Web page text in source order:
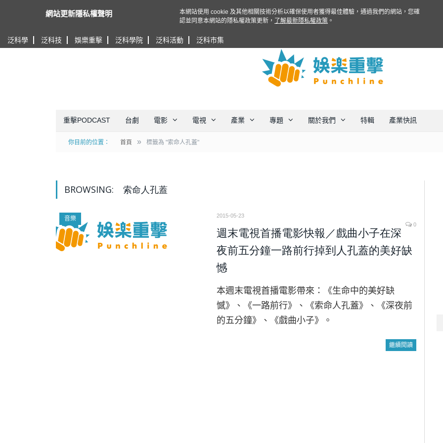
泛科學 泛科技 娛樂重擊 泛科學院 泛科活動 泛科市集
重擊PODCAST 台劇 電影 電視 產業 專題 關於我們 特輯 產業快訊
你目前的位置： 首頁 » 標籤為 "索命人孔蓋"
BROWSING: 索命人孔蓋
音樂
2015-05-23
0
週末電視首播電影快報／戲曲小子在深
夜前五分鐘一路前行掉到人孔蓋的美好缺
憾
本週末電視首播電影帶來：《生命中的美好缺
憾》、《一路前行》、《索命人孔蓋》、《深夜前
的五分鐘》、《戲曲小子》。
繼續閱讀
網站更新隱私權聲明
本網站使用 cookie 及其他相關技術分析以確保使用者獲得最佳體驗，通過我們的網站，您確
認並同意本網站的隱私權政策更新，
了解最新隱私權政策 。